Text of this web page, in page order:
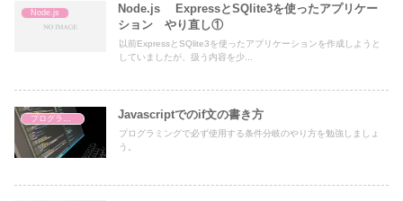
Node.js
Node.js ExpressとSQlite3を使ったアプリケー
ション やり直し①
以前ExpressとSQlite3を使ったアプリケーションを作成しようと
していましたが、扱う内容を少...
Javascriptでのif文の書き方
プログラミングで必ず使用する条件分岐のやり方を勉強しましょ
う。